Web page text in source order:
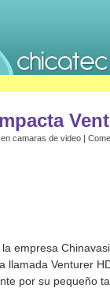
en camaras de video |
empresa
llamada Venturer
por su pequeño